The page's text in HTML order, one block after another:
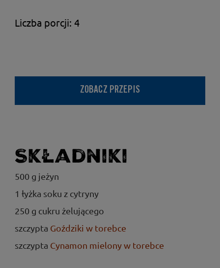
Liczba porcji: 4
ZOBACZ PRZEPIS
Składniki
500 g jeżyn
1 łyżka soku z cytryny
250 g cukru żelującego
szczypta Goździki w torebce
szczypta Cynamon mielony w torebce